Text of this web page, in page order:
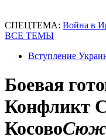
СПЕЦТЕМА: Война в
ВСЕ ТЕМЫ
Вступление
Боевая
Конфликт
Косово